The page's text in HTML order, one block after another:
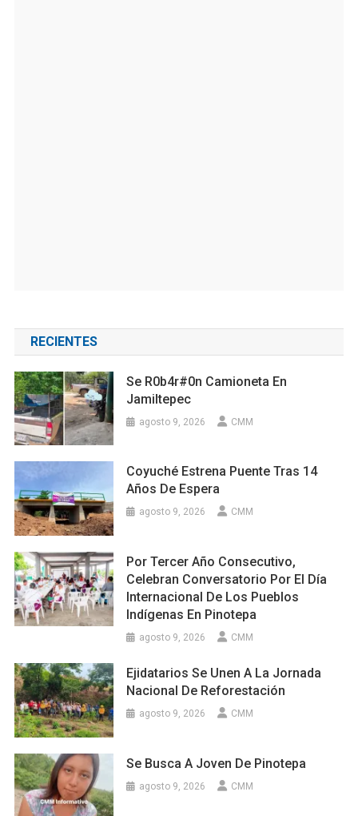
RECIENTES
Se R0b4r#0n Camioneta En
Jamiltepec
agosto 9, 2026 CMM
Coyuché Estrena Puente Tras 14
Años De Espera
agosto 9, 2026 CMM
Por Tercer Año Consecutivo,
Celebran Conversatorio Por El Día
Internacional De Los Pueblos
Indígenas En Pinotepa
agosto 9, 2026 CMM
Ejidatarios Se Unen A La Jornada
Nacional De Reforestación
agosto 9, 2026 CMM
Se Busca A Joven De Pinotepa
agosto 9, 2026 CMM